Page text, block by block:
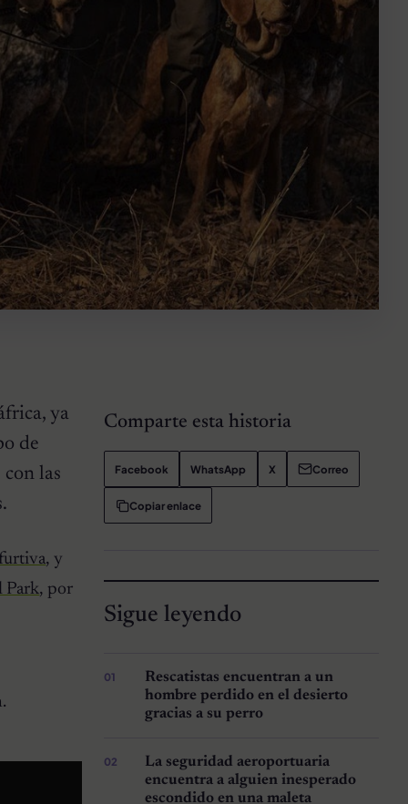
ya
de
las
, y
Park, por
Comparte esta historia
Facebook WhatsApp X Correo
Copiar enlace
Sigue leyendo
Rescatistas encuentran a un
hombre perdido en el desierto
gracias a su perro
La seguridad aeroportuaria
encuentra a alguien inesperado
escondido en una maleta